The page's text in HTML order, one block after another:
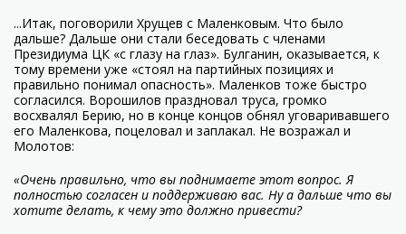
...Итак, поговорили Хрущев с Маленковым. Что было
дальше? Дальше они стали беседовать с членами
Президиума ЦК «с глазу на глаз». Булганин, оказывается, к
тому времени уже «стоял на партийных позициях и
правильно понимал опасность». Маленков тоже быстро
согласился. Ворошилов праздновал труса, громко
восхвалял Берию, но в конце концов обнял уговаривавшего
его Маленкова, поцеловал и заплакал. Не возражал и
Молотов:
«Очень правильно, что вы поднимаете этот вопрос. Я
полностью согласен и поддерживаю вас. Ну а дальше что вы
хотите делать, к чему это должно привести?